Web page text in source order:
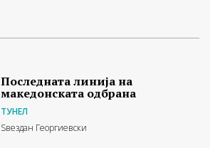
Последната линија на
македонската одбрана
ТУНЕЛ
Ѕвездан Георгиевски